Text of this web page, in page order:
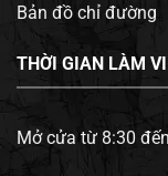
Bản đồ chỉ đường
THỜI GIAN LÀM
Mở cửa từ 8:30